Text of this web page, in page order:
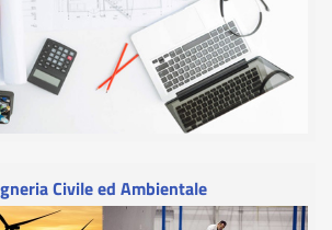
Civile ed Ambientale